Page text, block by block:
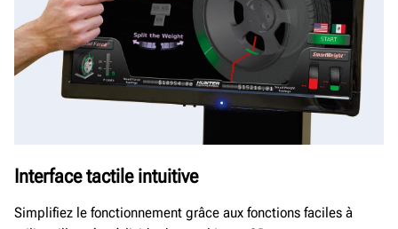
Interface tactile intuitive
Simplifiez le fonctionnement grâce aux fonctions faciles à